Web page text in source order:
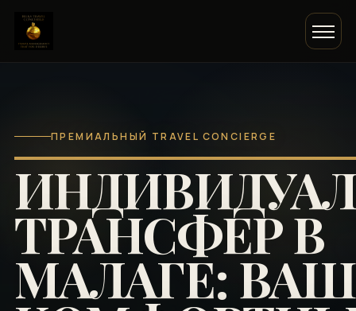
ПРЕМИАЛЬНЫЙ TRAVEL CONCIERGE
ТРАНСФЕР В
МАЛАГЕ: ВАШ